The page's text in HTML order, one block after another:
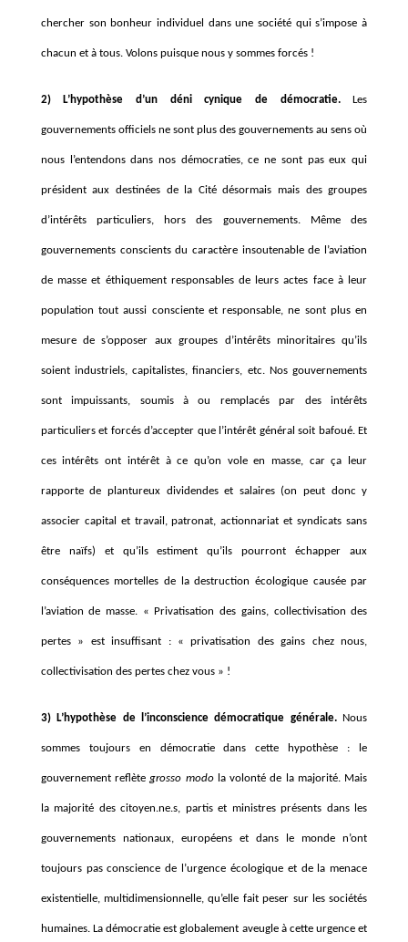
chercher son bonheur individuel dans une société qui s’impose à
chacun et à tous. Volons puisque nous y sommes forcés !
2) L’hypothèse d’un déni cynique de démocratie.Les
gouvernements officiels ne sont plus des gouvernements au sens où
nous l’entendons dans nos démocraties, ce ne sont pas eux qui
président aux destinées de la Cité désormais mais des groupes
d’intérêts particuliers, hors des gouvernements. Même des
gouvernements conscients du caractère insoutenable de l’aviation
de masse et éthiquement responsables de leurs actes face à leur
population tout aussi consciente et responsable, ne sont plus en
mesure de s’opposer aux groupes d’intérêts minoritaires qu’ils
soient industriels, capitalistes, financiers, etc. Nos gouvernements
sont impuissants, soumis à ou remplacés par des intérêts
particuliers et forcés d’accepter que l’intérêt général soit bafoué. Et
ces intérêts ont intérêt à ce qu’on vole en masse, car ça leur
rapporte de plantureux dividendes et salaires (on peut donc y
associer capital et travail, patronat, actionnariat et syndicats sans
être naïfs) et qu’ils estiment qu’ils pourront échapper aux
conséquences mortelles de la destruction écologique causée par
l’aviation de masse. « Privatisation des gains, collectivisation des
pertes » est insuffisant : « privatisation des gains chez nous,
collectivisation des pertes chez vous » !
3) L’hypothèse de l’inconscience démocratique générale.Nous
sommes toujours en démocratie dans cette hypothèse : le
gouvernement reflète grosso modola volonté de la majorité. Mais
la majorité des citoyen.ne.s, partis et ministres présents dans les
gouvernements nationaux, européens et dans le monde n’ont
toujours pas conscience de l’urgence écologique et de la menace
existentielle, multidimensionnelle, qu’elle fait peser sur les sociétés
humaines. La démocratie est globalement aveugle à cette urgence et